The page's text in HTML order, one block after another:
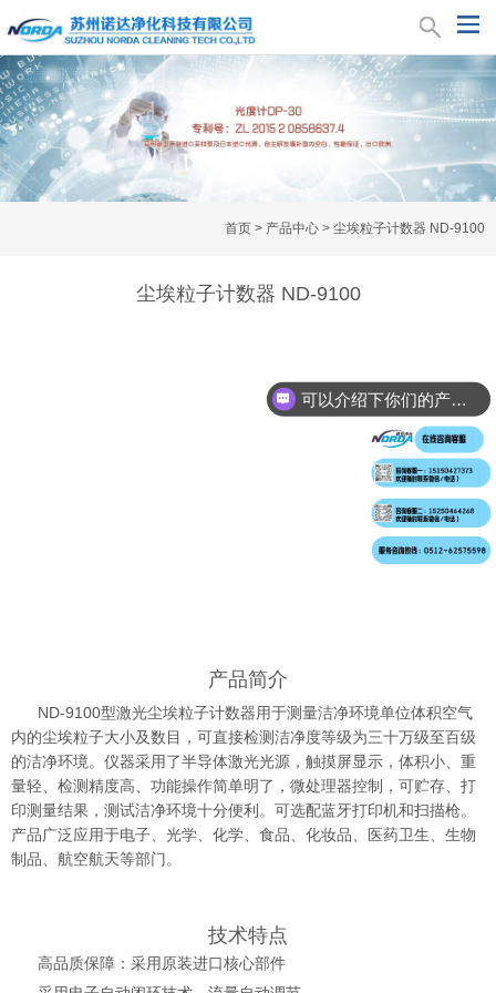
首页 > 产品中心 > 尘埃粒子计数器 ND-9100
尘埃粒子计数器 ND-9100
产品简介
ND-9100型激光尘埃粒子计数器用于测量洁净环境单位体积空气
内的尘埃粒子大小及数目，可直接检测洁净度等级为三十万级至百级
的洁净环境。仪器采用了半导体激光光源，触摸屏显示，体积小、重
量轻、检测精度高、功能操作简单明了，微处理器控制，可贮存、打
印测量结果，测试洁净环境十分便利。可选配蓝牙打印机和扫描枪。
产品广泛应用于电子、光学、化学、食品、化妆品、医药卫生、生物
制品、航空航天等部门。
技术特点
高品质保障：采用原装进口核心部件
可以介绍下你们的产品么？